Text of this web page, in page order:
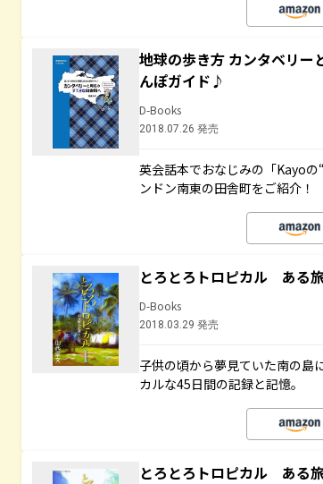
地球の歩き方 カンタベリー
んぽガイド♪
D-Books
2018.07.26 発売
英会話本でおなじみの「Kayo
ンドン南東の田舎町をご紹介！
とろとろトロピカル ある
D-Books
2018.03.29 発売
子供の頃から夢見ていた南の島
カルな45日間の記録と記憶。
とろとろトロピカル ある